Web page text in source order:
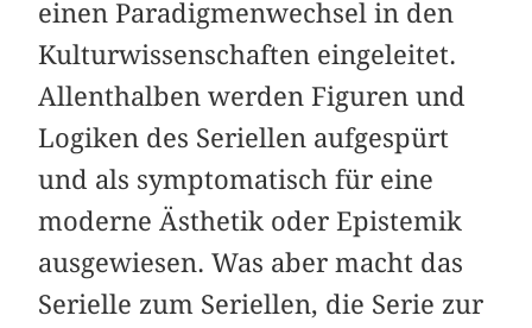
einen Paradigmenwechsel in den
Kulturwissenschaften eingeleitet.
Allenthalben werden Figuren und
Logiken des Seriellen aufgespürt
und als symptomatisch für eine
moderne Ästhetik oder Epistemik
ausgewiesen. Was aber macht das
Serielle zum Seriellen, die Serie zur